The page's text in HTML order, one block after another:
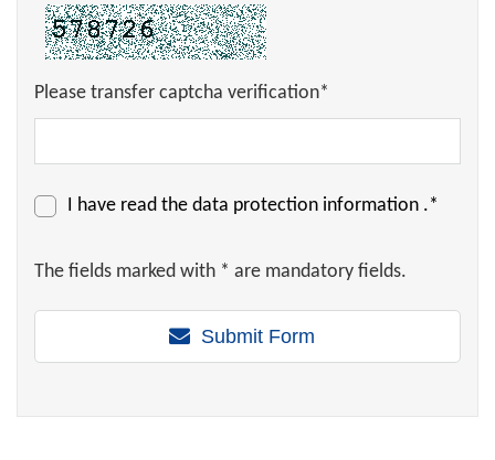
Please transfer captcha verification*
I have read the data protection information .*
The fields marked with * are mandatory fields.
Submit Form